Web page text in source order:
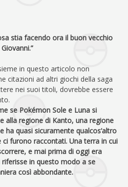
stia facendo ora il buon vecchio
Giovanni.”
in questo articolo non
citazioni ad altri giochi della saga
nei suoi titoli, dovrebbe essere
se Pokémon Sole e Luna si
alla regione di Kanto, una regione
ha quasi sicuramente qualcos’altro
furono raccontati. Una terra in cui
e mai prima di oggi era
in questo modo a se
così abbondante.